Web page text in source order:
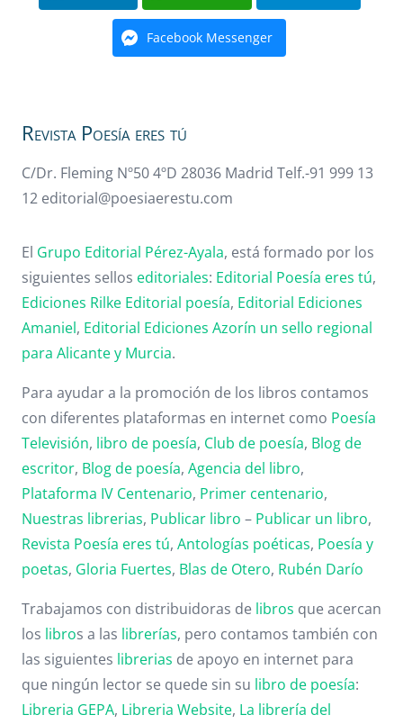
Facebook Messenger
Revista Poesía eres tú
C/Dr. Fleming Nº50 4ºD 28036 Madrid Telf.-91 999 13
12 editorial@poesiaerestu.com
El Grupo Editorial Pérez-Ayala, está formado por los
siguientes sellos editoriales: Editorial Poesía eres tú,
Ediciones Rilke Editorial poesía, Editorial Ediciones
Amaniel, Editorial Ediciones Azorín un sello regional
para Alicante y Murcia.
Para ayudar a la promoción de los libros contamos
con diferentes plataformas en internet como Poesía
Televisión, libro de poesía, Club de poesía, Blog de
escritor, Blog de poesía, Agencia del libro,
Plataforma IV Centenario, Primer centenario,
Nuestras librerias, Publicar libro – Publicar un libro,
Revista Poesía eres tú, Antologías poéticas, Poesía y
poetas, Gloria Fuertes, Blas de Otero, Rubén Darío
Trabajamos con distribuidoras de libros que acercan
los libros a las librerías, pero contamos también con
las siguientes librerias de apoyo en internet para
que ningún lector se quede sin su libro de poesía:
Libreria GEPA, Libreria Website, La librería del